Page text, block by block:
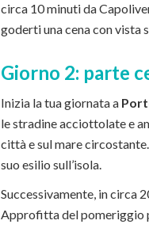
circa 10 minuti da
goderti una cena con vista
Giorno 2: parte
Inizia la tua giornata a
le stradine acciottolate e
città e sul mare
suo esilio sull’isola.
Successivamente, in circa
Approfitta del pomeriggio